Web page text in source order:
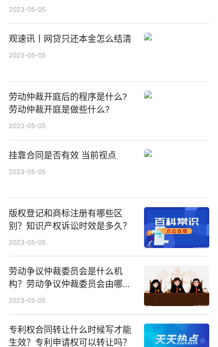
讯
2023-05-05
观速讯丨网贷只还本金怎么结清
2023-05-05
劳动仲裁开庭后的程序是什么?
劳动仲裁开庭是做些什么?
2023-05-05
挂靠合同是否有效 当前视点
2023-05-05
版权登记和商标注册有哪些区
别？知识产权诉讼时效是多久？
2023-05-05
劳动争议仲裁委员会是什么机
构？劳动争议仲裁委员会由哪些
人组成？
2023-05-05
专利权合同转让什么时候写才能
生效？专利申请权可以转让吗？